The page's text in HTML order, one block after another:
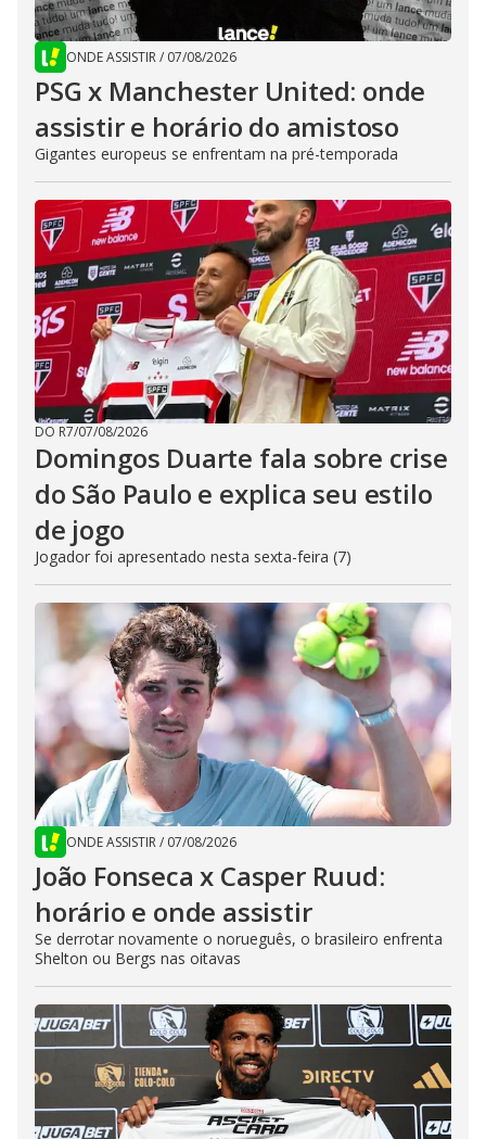
ONDE ASSISTIR/ 07/08/2026
PSG x Manchester United: onde
assistir e horário do amistoso
Gigantes europeus se enfrentam na pré-temporada
DO R7/07/08/2026
Domingos Duarte fala sobre crise
do São Paulo e explica seu estilo
de jogo
Jogador foi apresentado nesta sexta-feira (7)
ONDE ASSISTIR/ 07/08/2026
João Fonseca x Casper Ruud:
horário e onde assistir
Se derrotar novamente o norueguês, o brasileiro enfrenta
Shelton ou Bergs nas oitavas